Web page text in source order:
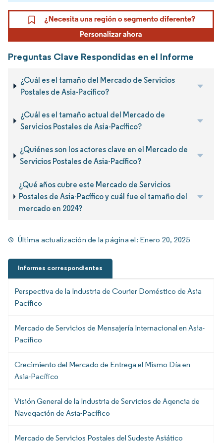
Preguntas Clave Respondidas en el Informe
¿Cuál es el tamaño del Mercado de Servicios
Postales de Asia-Pacífico?
¿Cuál es el tamaño actual del Mercado de
Servicios Postales de Asia-Pacífico?
¿Quiénes son los actores clave en el Mercado de
Servicios Postales de Asia-Pacífico?
¿Qué años cubre este Mercado de Servicios
Postales de Asia-Pacífico y cuál fue el tamaño del
mercado en 2024?
Última actualización de la página el: Enero 20, 2025
Informes correspondientes
Perspectiva de la Industria de Courier Doméstico de Asia
Pacífico
Mercado de Servicios de Mensajería Internacional en Asia-
Pacífico
Crecimiento del Mercado de Entrega el Mismo Día en
Asia-Pacífico
Visión General de la Industria de Servicios de Agencia de
Navegación de Asia-Pacífico
Mercado de Servicios Postales del Sudeste Asiático